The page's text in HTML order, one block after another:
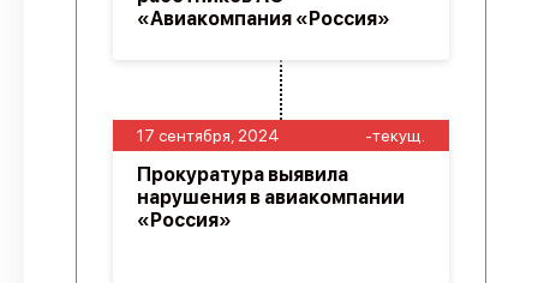
17 сентября, 2024 -текущ.
Прокуратура выявила
нарушения в авиакомпании
«Россия»
«Авиакомпания «Россия»